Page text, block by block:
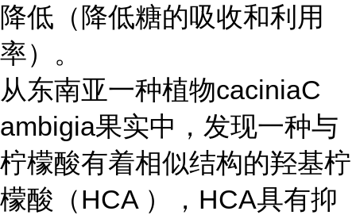
降低（降低糖的吸收和利用
率）。
从东南亚一种植物caciniaC
ambigia果实中，发现一种与
柠檬酸有着相似结构的羟基柠
檬酸（HCA ），HCA具有抑